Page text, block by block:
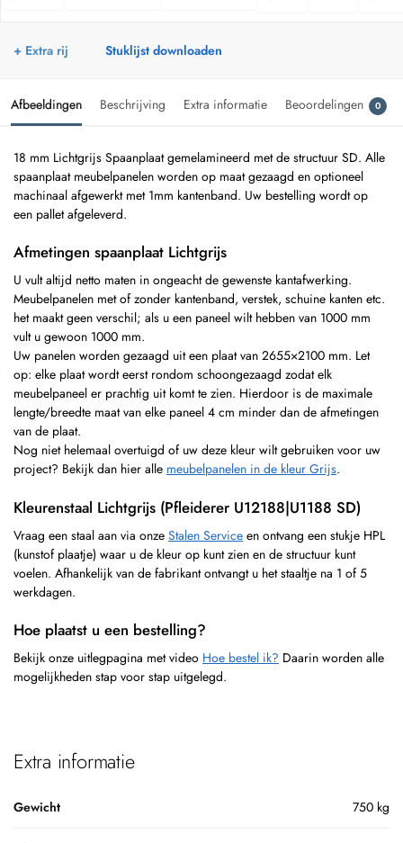
+ Extra rij Stuklijst downloaden
Afbeeldingen Beschrijving Extra informatie Beoordelingen 0
18 mm Lichtgrijs Spaanplaat gemelamineerd met de structuur SD. Alle
spaanplaat meubelpanelen worden op maat gezaagd en optioneel
machinaal afgewerkt met 1mm kantenband. Uw bestelling wordt op
een pallet afgeleverd.
Afmetingen spaanplaat Lichtgrijs
U vult altijd netto maten in ongeacht de gewenste kantafwerking.
Meubelpanelen met of zonder kantenband, verstek, schuine kanten etc.
het maakt geen verschil; als u een paneel wilt hebben van 1000 mm
vult u gewoon 1000 mm.
Uw panelen worden gezaagd uit een plaat van 2655×2100 mm. Let
op: elke plaat wordt eerst rondom schoongezaagd zodat elk
meubelpaneel er prachtig uit komt te zien. Hierdoor is de maximale
lengte/breedte maat van elke paneel 4 cm minder dan de afmetingen
van de plaat.
Nog niet helemaal overtuigd of uw deze kleur wilt gebruiken voor uw
project? Bekijk dan hier alle meubelpanelen in de kleur Grijs.
Kleurenstaal Lichtgrijs (Pfleiderer U12188|U1188 SD)
Vraag een staal aan via onze Stalen Service en ontvang een stukje HPL
(kunstof plaatje) waar u de kleur op kunt zien en de structuur kunt
voelen. Afhankelijk van de fabrikant ontvangt u het staaltje na 1 of 5
werkdagen.
Hoe plaatst u een bestelling?
Bekijk onze uitlegpagina met video Hoe bestel ik? Daarin worden alle
mogelijkheden stap voor stap uitgelegd.
Extra informatie
Gewicht 750 kg